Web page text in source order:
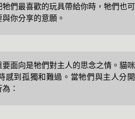
們最喜歡的玩具帶給你時，牠們也可
你分享的意願。
面向是牠們對主人的思念之情。貓咪
感到孤獨和難過。當牠們與主人分開
：